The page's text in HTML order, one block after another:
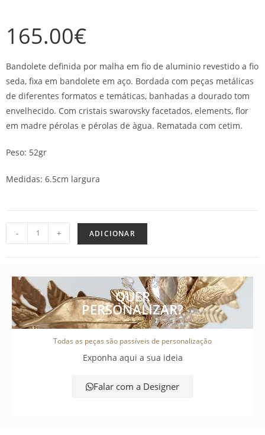
165.00€
Bandolete definida por malha em fio de aluminio revestido a fio
seda, fixa em bandolete em aço. Bordada com peças metálicas
de diferentes formatos e temáticas, banhadas a dourado tom
envelhecido. Com cristais swarovsky facetados, elements, flor
em madre pérolas e pérolas de àgua. Rematada com cetim.
Peso: 52gr
Medidas: 6.5cm largura
- + ADICIONAR
QUER
PERSONALIZAR?
Todas as peças são passíveis de personalização
Exponha aqui a sua ideia
Falar com a Designer